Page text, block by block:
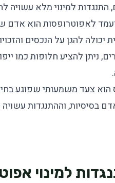
למינוי מלא עשויה
לאפוטרופסות הוא אדם
להגן על הנכסים
ניתן להציע חלופות כמו
הוא צעד משמעותי שפוגע
למינוי